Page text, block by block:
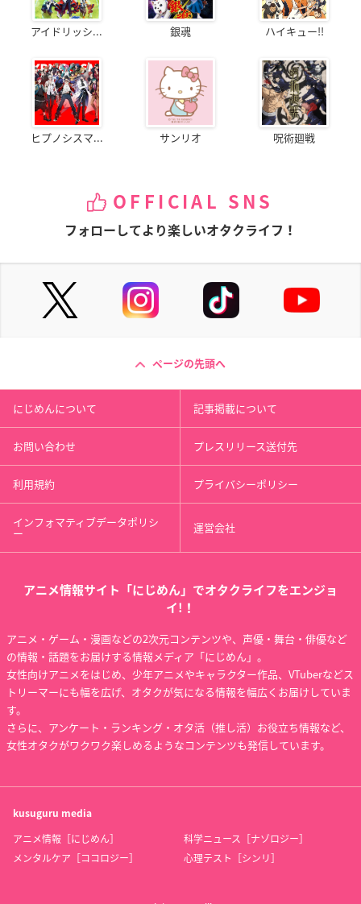
アイドリッシ... 銀魂 ハイキュー!!
ヒプノシスマ... サンリオ 呪術廻戦
OFFICIAL SNS
フォローしてより楽しいオタクライフ！
ページの先頭へ
にじめんについて 記事掲載について
お問い合わせ プレスリリース送付先
利用規約 プライバシーポリシー
インフォマティブデータポリシ
ー 運営会社
アニメ情報サイト「にじめん」でオタクライフをエンジョ
イ!！
アニメ・ゲーム・漫画などの2次元コンテンツや、声優・舞台・俳優など
の情報・話題をお届けする情報メディア「にじめん」。
女性向けアニメをはじめ、少年アニメやキャラクター作品、VTuberなどス
トリーマーにも幅を広げ、オタクが気になる情報を幅広くお届けしていま
す。
さらに、アンケート・ランキング・オタ活（推し活）お役立ち情報など、
女性オタクがワクワク楽しめるようなコンテンツも発信しています。
kusuguru media
アニメ情報［にじめん］
科学ニュース［ナゾロジー］
メンタルケア［ココロジー］
心理テスト［シンリ］